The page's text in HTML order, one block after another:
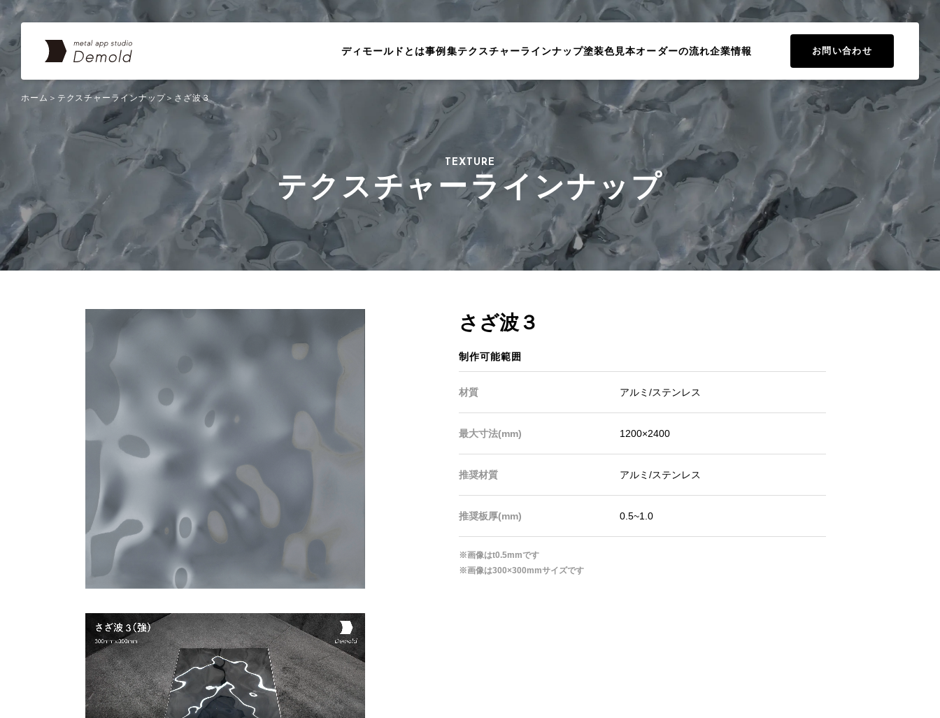
ディモールドとは事例集テクスチャーラインナップ塗装色見本オーダーの流れ企業情報 お問い合わせ
ホーム テクスチャーラインナップ さざ波３
TEXTURE
テクスチャーラインナップ
さざ波３
制作可能範囲
材質 アルミ/ステンレス
最大寸法(mm) 1200×2400
推奨材質 アルミ/ステンレス
推奨板厚(mm) 0.5~1.0
※画像はt0.5mmです
※画像は300×300mmサイズです